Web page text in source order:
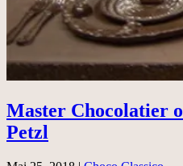
Master Chocolatier
Petzl